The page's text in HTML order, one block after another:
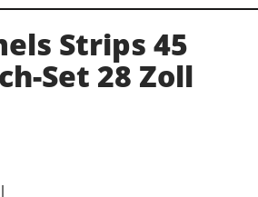
Strips 45
Set 28 Zoll